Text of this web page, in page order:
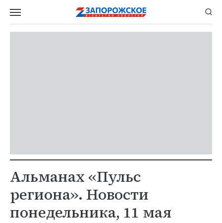
Альманах «Пульс
региона». Новости
понедельника, 11 мая